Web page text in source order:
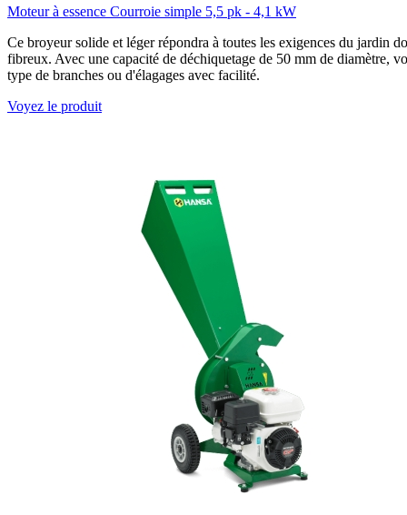
Moteur à essence Courroie simple 5,5 pk - 4,1 kW
Ce broyeur solide et léger répondra à toutes les exigences du jardin
fibreux. Avec une capacité de déchiquetage de 50 mm de diamètre,
type de branches ou d'élagages avec facilité.
Voyez le produit